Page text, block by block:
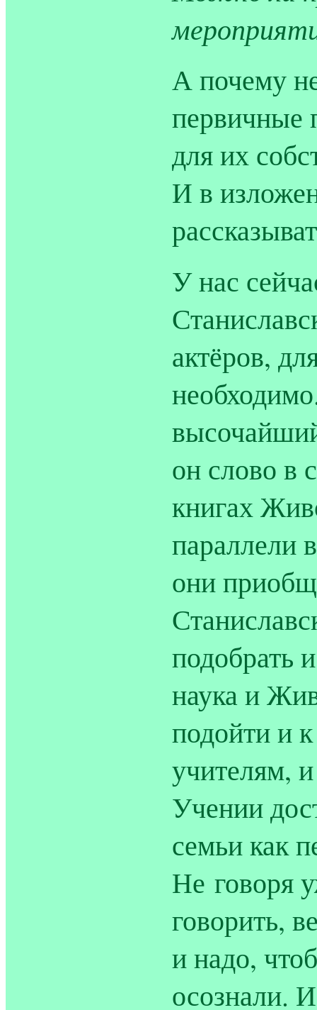
А почему
первичные
для их
И в
У нас
актёров,
он слово в
книгах
параллели
они
подобрать
наука и
подойти и
учителям,
Учении
семьи как
Не говоря
говорить,
и надо,
осознали.